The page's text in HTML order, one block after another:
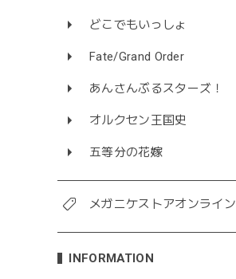
どこでもいっしょ
Fate/Grand Order
あんさんぶるスターズ！
オルクセン王国史
五等分の花嫁
メガニケストアオンライン
INFORMATION